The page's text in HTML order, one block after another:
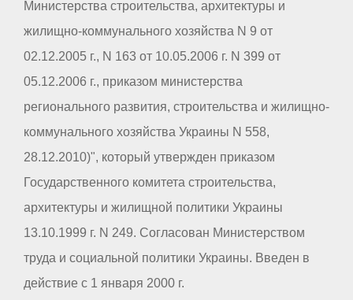
Министерства строительства, архитектуры и
жилищно-коммунального хозяйства N 9 от
02.12.2005 г., N 163 от 10.05.2006 г. N 399 от
05.12.2006 г., приказом министерства
регионального развития, строительства и жилищно-
коммунального хозяйства Украины N 558,
28.12.2010)", который утвержден приказом
Государственного комитета строительства,
архитектуры и жилищной политики Украины
13.10.1999 г. N 249. Согласован Министерством
труда и социальной политики Украины. Введен в
действие с 1 января 2000 г.